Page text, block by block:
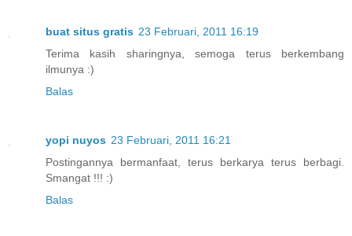
buat situs gratis 23 Februari, 2011 16:19
Terima kasih sharingnya, semoga terus berkembang
ilmunya :)
Balas
yopi nuyos 23 Februari, 2011 16:21
Postingannya bermanfaat, terus berkarya terus berbagi.
Smangat !!! :)
Balas